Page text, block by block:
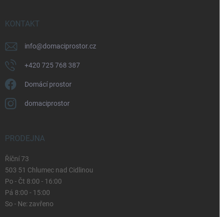
KONTAKT
info@domaciprostor.cz
+420 725 768 387
Domácí prostor
domaciprostor
PRODEJNA
Říční 73
503 51 Chlumec nad Cidlinou
Po - Čt 8:00 - 16:00
Pá 8:00 - 15:00
So - Ne: zavřeno